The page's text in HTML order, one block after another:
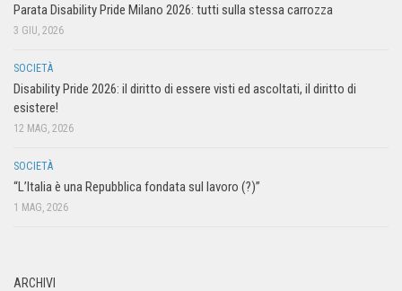
Parata Disability Pride Milano 2026: tutti sulla stessa carrozza
3 GIU, 2026
SOCIETÀ
Disability Pride 2026: il diritto di essere visti ed ascoltati, il diritto di
esistere!
12 MAG, 2026
SOCIETÀ
“L’Italia è una Repubblica fondata sul lavoro (?)”
1 MAG, 2026
ARCHIVI